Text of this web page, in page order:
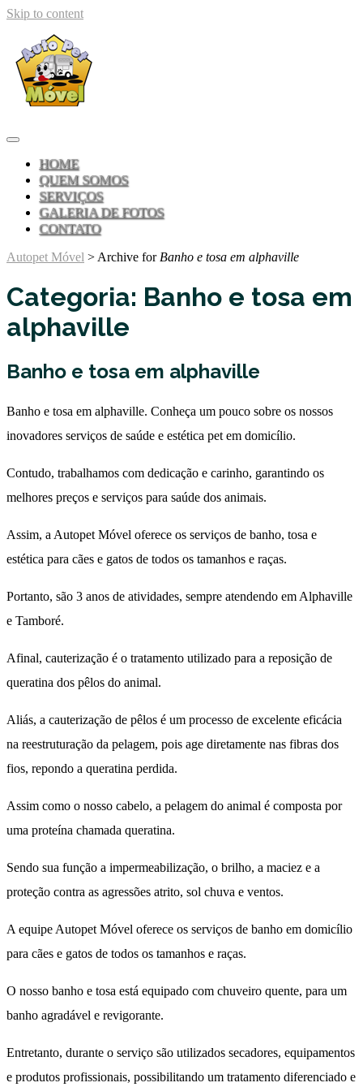
Skip to content
HOME
QUEM SOMOS
SERVIÇOS
GALERIA DE FOTOS
CONTATO
Autopet Móvel > Archive for Banho e tosa em alphaville
Categoria: Banho e tosa em
alphaville
Banho e tosa em alphaville
Banho e tosa em alphaville. Conheça um pouco sobre os nossos
inovadores serviços de saúde e estética pet em domicílio.
Contudo, trabalhamos com dedicação e carinho, garantindo os
melhores preços e serviços para saúde dos animais.
Assim, a Autopet Móvel oferece os serviços de banho, tosa e
estética para cães e gatos de todos os tamanhos e raças.
Portanto, são 3 anos de atividades, sempre atendendo em Alphaville
e Tamboré.
Afinal, cauterização é o tratamento utilizado para a reposição de
queratina dos pêlos do animal.
Aliás, a cauterização de pêlos é um processo de excelente eficácia
na reestruturação da pelagem, pois age diretamente nas fibras dos
fios, repondo a queratina perdida.
Assim como o nosso cabelo, a pelagem do animal é composta por
uma proteína chamada queratina.
Sendo sua função a impermeabilização, o brilho, a maciez e a
proteção contra as agressões atrito, sol chuva e ventos.
A equipe Autopet Móvel oferece os serviços de banho em domicílio
para cães e gatos de todos os tamanhos e raças.
O nosso banho e tosa está equipado com chuveiro quente, para um
banho agradável e revigorante.
Entretanto, durante o serviço são utilizados secadores, equipamentos
e produtos profissionais, possibilitando um tratamento diferenciado e